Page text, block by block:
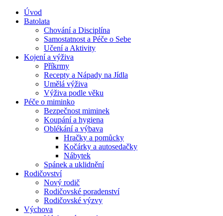
Úvod
Batolata
Chování a Disciplína
Samostatnost a Péče o Sebe
Učení a Aktivity
Kojení a výživa
Příkrmy
Recepty a Nápady na Jídla
Umělá výživa
Výživa podle věku
Péče o miminko
Bezpečnost miminek
Koupání a hygiena
Oblékání a výbava
Hračky a pomůcky
Kočárky a autosedačky
Nábytek
Spánek a uklidnění
Rodičovství
Nový rodič
Rodičovské poradenství
Rodičovské výzvy
Výchova